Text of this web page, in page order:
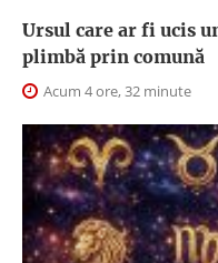
Ursul care ar fi ucis
plimbă prin comună
Acum 4 ore, 32 minute